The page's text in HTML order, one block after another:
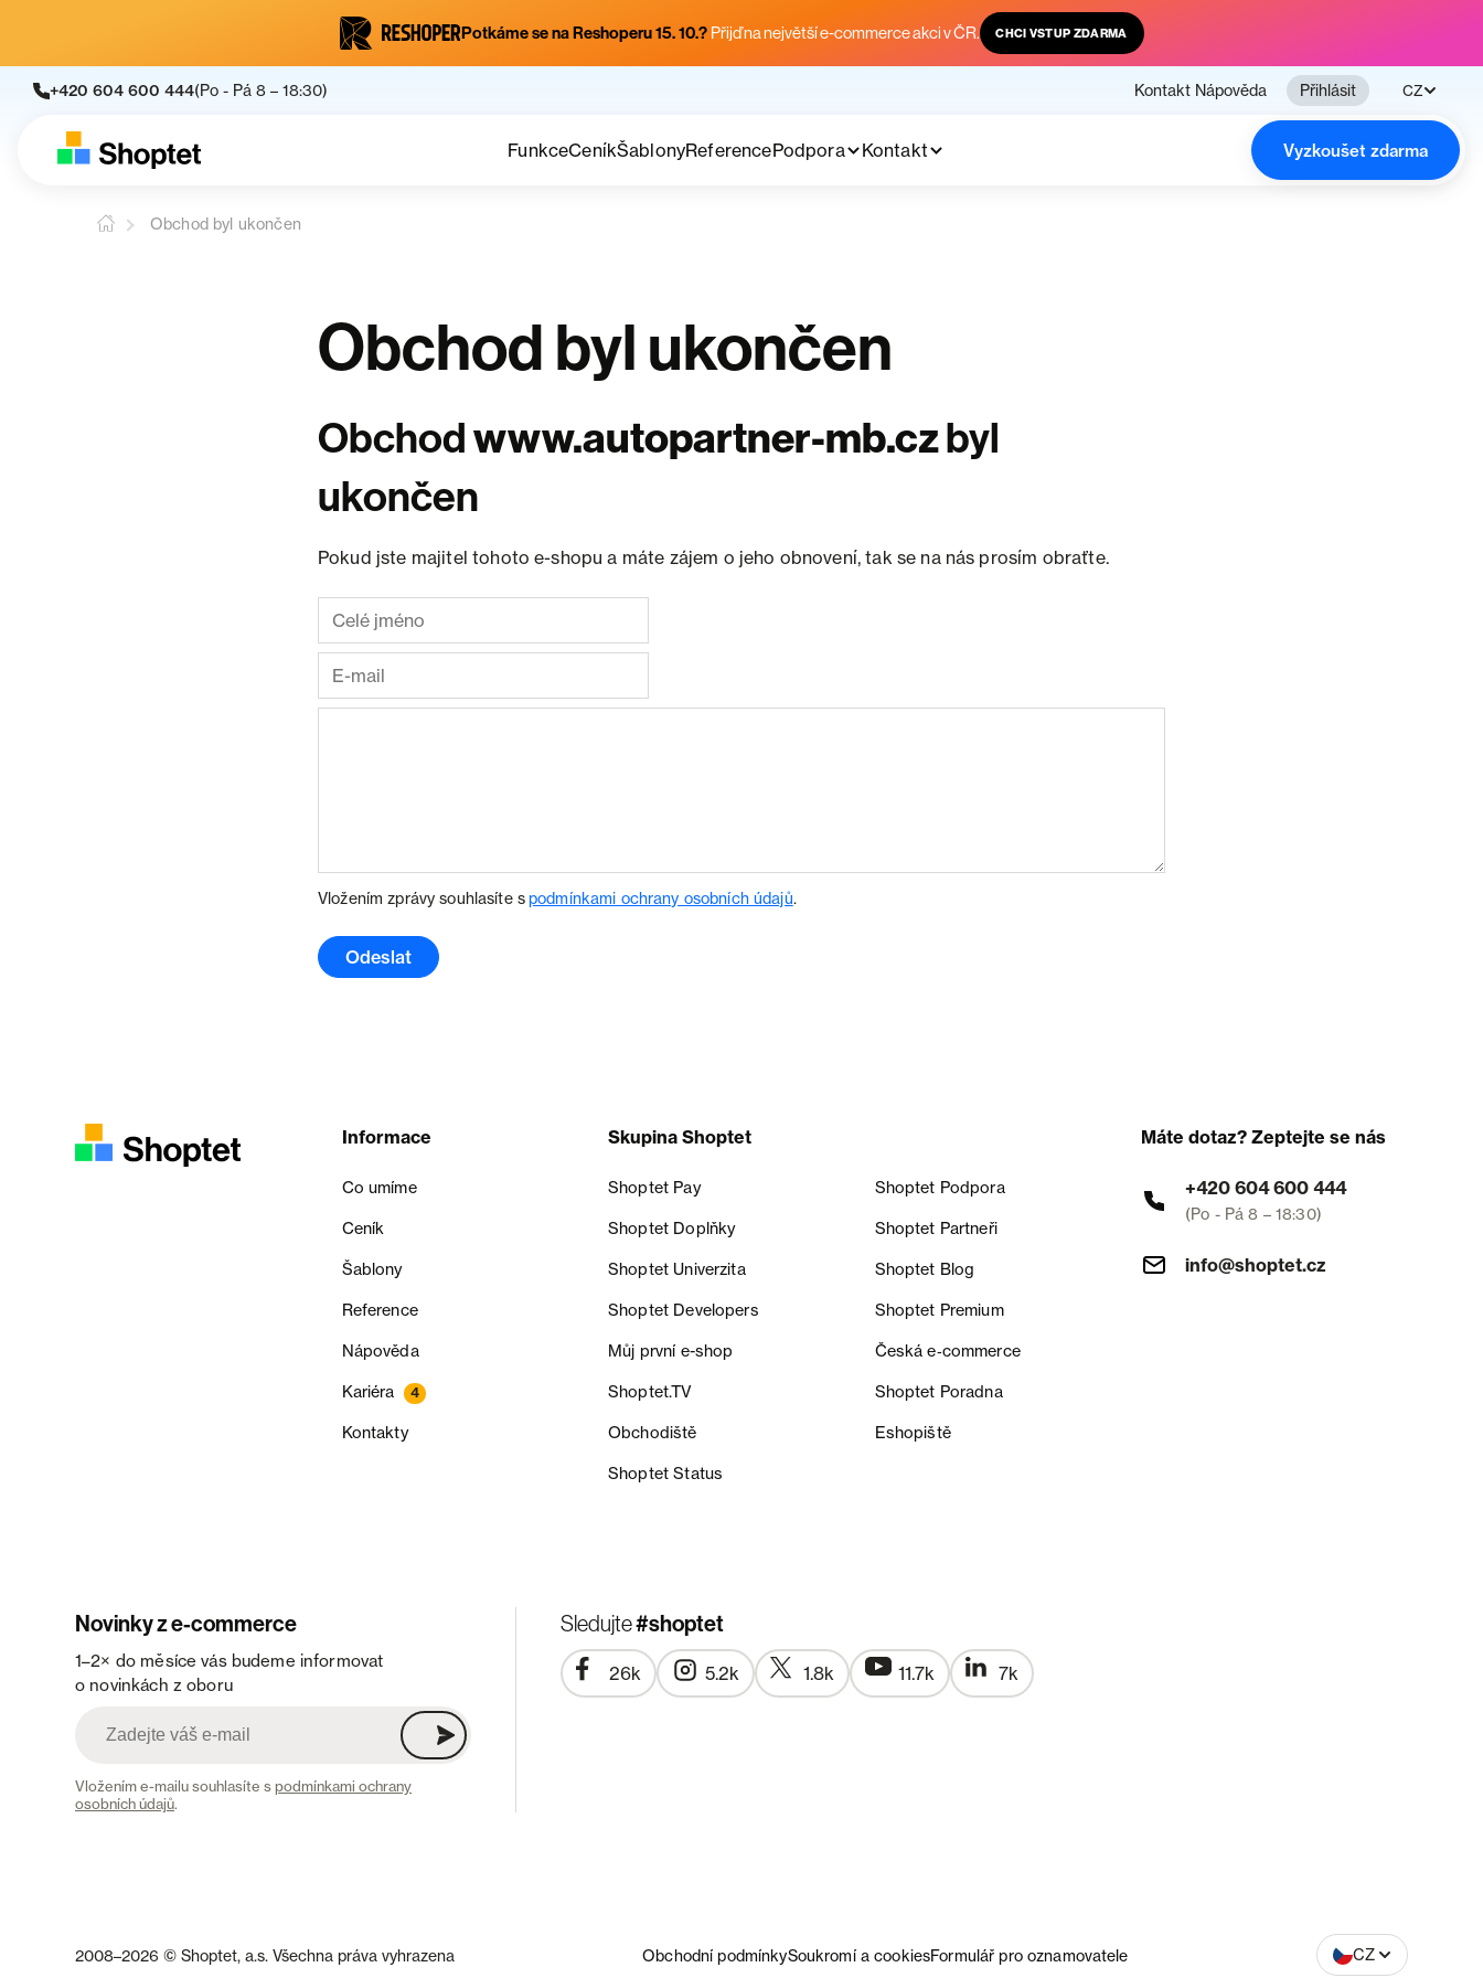
Potkáme se na Reshoperu 15. 10.? Přijď na největší e-commerce akci v ČR. CHCI VSTUP ZDARMA
+420 604 600 444(Po - Pá 8 – 18:30) Kontakt Nápověda Přihlásit CZ
FunkceCeníkŠablonyReferencePodpora Kontakt Vyzkoušet zdarma
Obchod byl ukončen
Obchod byl ukončen
Obchodwww.autopartner-mb.czbyl
ukončen
Pokud jste majitel tohoto e-shopu a máte zájem o jeho obnovení, tak se na nás prosím obraťte.
Vložením zprávy souhlasíte spodmínkami ochrany osobních údajů.
Odeslat
Informace
Co umíme
Ceník
Šablony
Reference
Nápověda
Kariéra 4
Kontakty
Skupina Shoptet
Shoptet Pay Shoptet Podpora
Shoptet Doplňky Shoptet Partneři
Shoptet Univerzita Shoptet Blog
Shoptet Developers Shoptet Premium
Můj první e-shop Česká e‑commerce
Shoptet.TV Shoptet Poradna
Obchodiště Eshopiště
Shoptet Status
Máte dotaz? Zeptejte se nás
+420 604 600 444
(Po - Pá 8 – 18:30)
info@shoptet.cz
Novinky z e-commerce
1–2× do měsíce vás budeme informovat
o novinkách z oboru
Vložením e-mailu souhlasíte spodmínkami ochrany
osobních údajů.
Sledujte#shoptet
26k 5.2k 1.8k 11.7k 7k
2008–2026 © Shoptet, a.s. Všechna práva vyhrazena Obchodní podmínkySoukromí a cookiesFormulář pro oznamovatele CZ